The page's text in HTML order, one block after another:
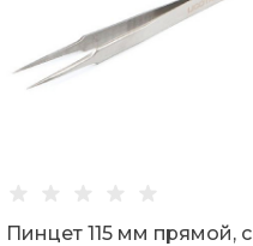
Пинцет 115 мм прямой, c